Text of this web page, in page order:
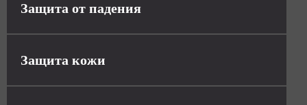
Защита от падения
Защита кожи